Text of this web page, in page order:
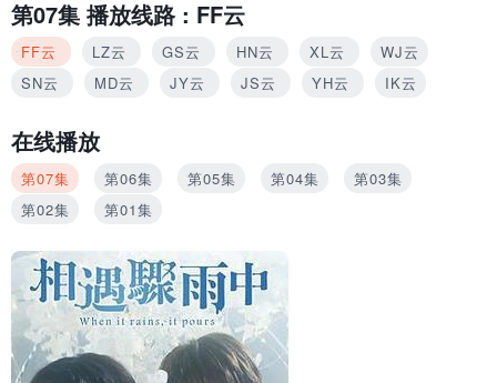
第07集 播放线路 : FF云
FF云 LZ云 GS云 HN云 XL云
WJ云
SN云
MD云 JY云 JS云 YH云 IK云
在线播放
第07集 第06集 第05集 第04集
第03集
第02集
第01集